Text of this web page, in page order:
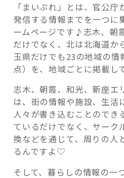
「まいぷれ」とは、官公
発信する情報までを一つに
ームページです♪志木、朝
だけでなく、北は北海道か
玉県だけでも23の地域の情
点）を、地域ごとに掲載し
志木、朝霞、和光、新座エ
は、街の情報や施設、生活
人々が書き込むことのでき
ているだけでなく、サーク
換などを通じて、周りの人
るんですよ♡
そして、暮らしの情報の一